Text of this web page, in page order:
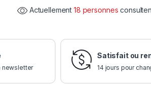
Actuellement18 personnes
newsletter
Satisfait ou
14 jours pour